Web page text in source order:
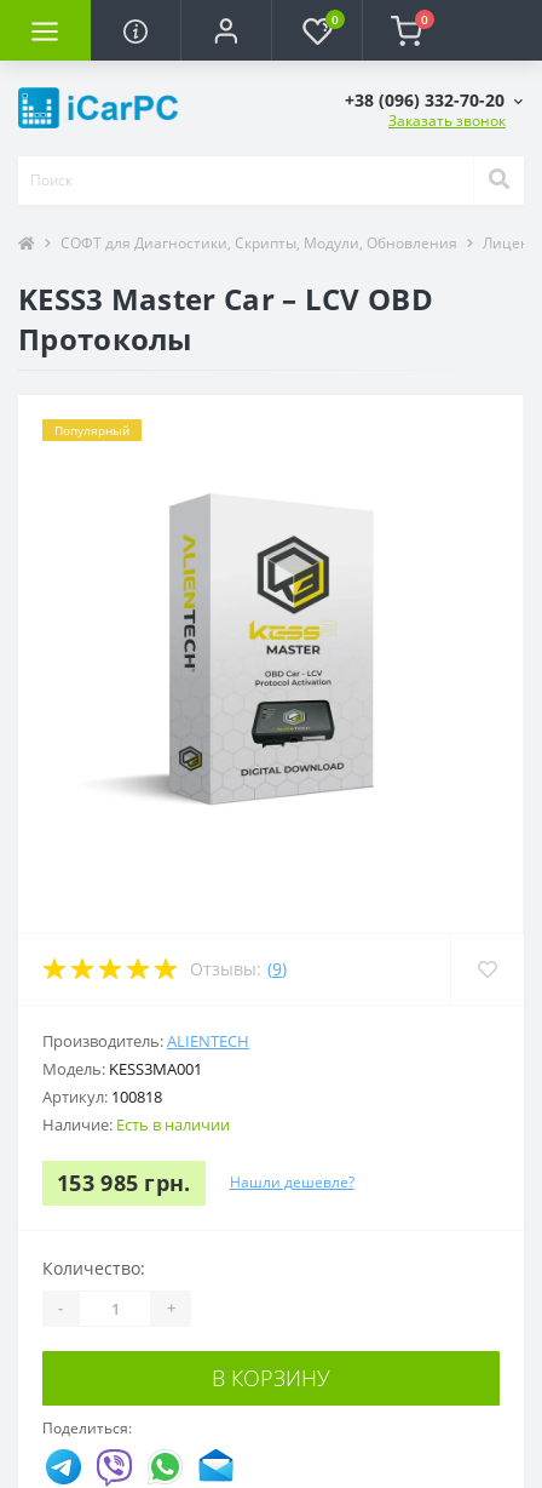
0 0
+38 (096) 332-70-20
Заказать звонок
СОФТ для Диагностики, Скрипты, Модули, Обновления
KESS3 Master Car – LCV OBD
Протоколы
Популярный
Отзывы: (9)
Производитель:ALIENTECH
Модель: KESS3MA001
Артикул: 100818
Наличие: Есть в наличии
153 985 грн. Нашли дешевле?
Количество:
- +
В КОРЗИНУ
Поделиться: